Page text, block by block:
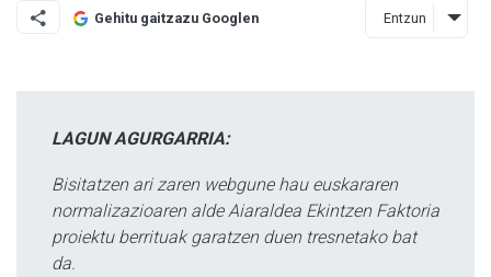
Gehitu gaitzazu Googlen Entzun
LAGUN AGURGARRIA:
Bisitatzen ari zaren webgune hau euskararen
normalizazioaren alde Aiaraldea Ekintzen Faktoria
proiektu berrituak garatzen duen tresnetako bat
da.